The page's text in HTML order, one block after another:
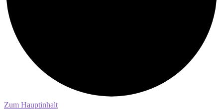
Zum Hauptinhalt